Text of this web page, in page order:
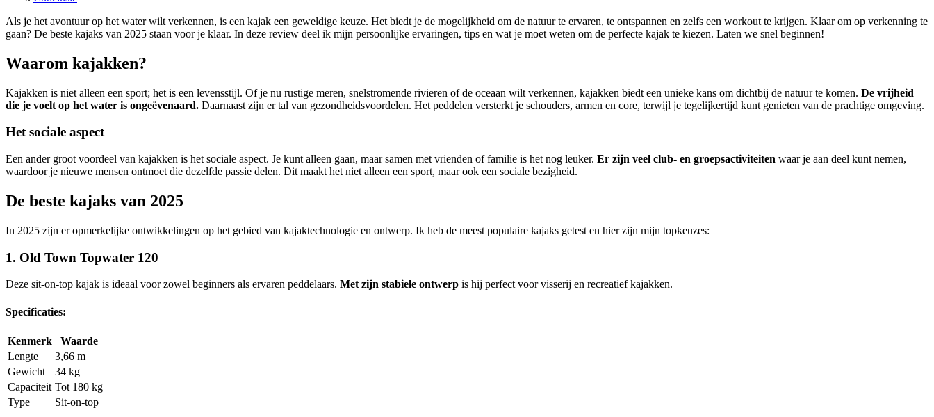
Als je het avontuur op het water wilt verkennen, is een kajak een geweldige keuze. Het biedt je de mogelijkheid om de natuur te ervaren, te ontspannen en zelfs een workout te krijgen. Klaar om op verkenning te
gaan? De beste kajaks van 2025 staan voor je klaar. In deze review deel ik mijn persoonlijke ervaringen, tips en wat je moet weten om de perfecte kajak te kiezen. Laten we snel beginnen!
Waarom kajakken?
Kajakken is niet alleen een sport; het is een levensstijl. Of je nu rustige meren, snelstromende rivieren of de oceaan wilt verkennen, kajakken biedt een unieke kans om dichtbij de natuur te komen. De vrijheid
die je voelt op het water is ongeëvenaard. Daarnaast zijn er tal van gezondheidsvoordelen. Het peddelen versterkt je schouders, armen en core, terwijl je tegelijkertijd kunt genieten van de prachtige omgeving.
Het sociale aspect
Een ander groot voordeel van kajakken is het sociale aspect. Je kunt alleen gaan, maar samen met vrienden of familie is het nog leuker. Er zijn veel club- en groepsactiviteiten waar je aan deel kunt nemen,
waardoor je nieuwe mensen ontmoet die dezelfde passie delen. Dit maakt het niet alleen een sport, maar ook een sociale bezigheid.
De beste kajaks van 2025
In 2025 zijn er opmerkelijke ontwikkelingen op het gebied van kajaktechnologie en ontwerp. Ik heb de meest populaire kajaks getest en hier zijn mijn topkeuzes:
1. Old Town Topwater 120
Deze sit-on-top kajak is ideaal voor zowel beginners als ervaren peddelaars. Met zijn stabiele ontwerp is hij perfect voor visserij en recreatief kajakken.
Specificaties:
Kenmerk
Waarde
Lengte
3,66 m
Gewicht
34 kg
Capaciteit Tot 180 kg
Type
Sit-on-top